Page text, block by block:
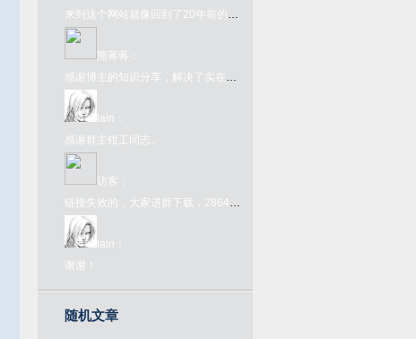
来到这个网站就像回到了20年前的互联网一样，太酷了
熊蒋蒋
感谢博主的知识分享，解决了实在的问题
lain
感谢群主钳工同志。
访客
链接失效的，大家进群下载，286445907，欢迎大家来喝茶
lain
谢谢！
随机文章